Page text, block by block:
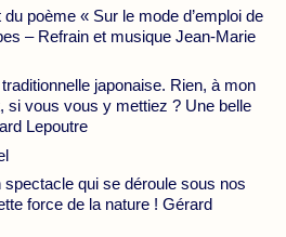
poème « Sur le mode d’emploi de
– Refrain et musique Jean-Marie
japonaise. Rien, à mon
si vous vous y mettiez ? Une belle
Lepoutre
spectacle qui se déroule sous nos
force de la nature ! Gérard